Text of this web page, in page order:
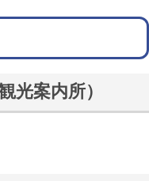
光案内所）